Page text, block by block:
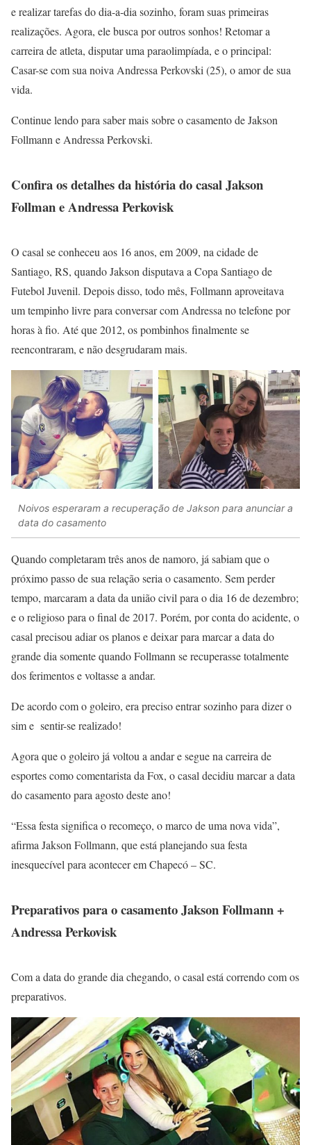
e realizar tarefas do dia-a-dia sozinho, foram suas primeiras
realizações. Agora, ele busca por outros sonhos! Retomar a
carreira de atleta, disputar uma paraolimpíada, e o principal:
Casar-se com sua noiva Andressa Perkovski (25), o amor de sua
vida.
Continue lendo para saber mais sobre o casamento de Jakson
Follmann e Andressa Perkovski.
Confira os detalhes da história do casal Jakson
Follman e Andressa Perkovisk
O casal se conheceu aos 16 anos, em 2009, na cidade de
Santiago, RS, quando Jakson disputava a Copa Santiago de
Futebol Juvenil. Depois disso, todo mês, Follmann aproveitava
um tempinho livre para conversar com Andressa no telefone por
horas à fio. Até que 2012, os pombinhos finalmente se
reencontraram, e não desgrudaram mais.
Noivos esperaram a recuperação de Jakson para anunciar a
data do casamento
Quando completaram três anos de namoro, já sabiam que o
próximo passo de sua relação seria o casamento. Sem perder
tempo, marcaram a data da união civil para o dia 16 de dezembro;
e o religioso para o final de 2017. Porém, por conta do acidente, o
casal precisou adiar os planos e deixar para marcar a data do
grande dia somente quando Follmann se recuperasse totalmente
dos ferimentos e voltasse a andar.
De acordo com o goleiro, era preciso entrar sozinho para dizer o
sim e sentir-se realizado!
Agora que o goleiro já voltou a andar e segue na carreira de
esportes como comentarista da Fox, o casal decidiu marcar a data
do casamento para agosto deste ano!
“Essa festa significa o recomeço, o marco de uma nova vida”,
afirma Jakson Follmann, que está planejando sua festa
inesquecível para acontecer em Chapecó – SC.
Preparativos para o casamento Jakson Follmann +
Andressa Perkovisk
Com a data do grande dia chegando, o casal está correndo com os
preparativos.